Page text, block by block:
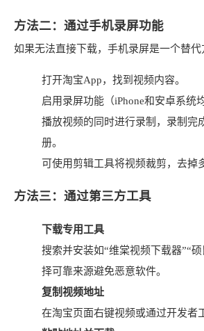
方法二：通过手机录屏功能
如果无法直接下载，手机录屏是一个替代
打开淘宝App，找到视频内容。
启用录屏功能（iPhone和安卓系统
播放视频的同时进行录制，录制完
册。
可使用剪辑工具将视频裁剪，去掉
方法三：通过第三方工具
下载专用工具
搜索并安装如“维棠视频下载器”“
择可靠来源避免恶意软件。
复制视频地址
在淘宝页面右键视频或通过开发者